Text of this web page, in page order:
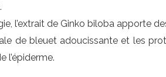
l’extrait de Ginko biloba apporte
de bleuet adoucissante et les
l’épiderme.